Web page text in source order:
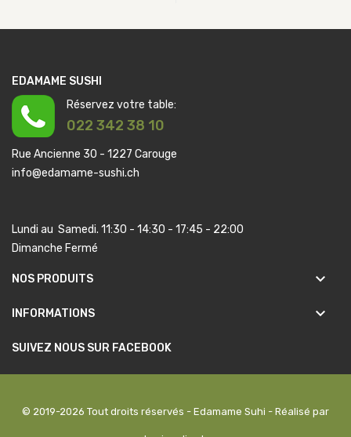
EDAMAME SUSHI
Réservez votre table:
022 342 38 10
Rue Ancienne 30 - 1227 Carouge
info@edamame-sushi.ch
Lundi au Samedi. 11:30 - 14:30 - 17:45 - 22:00
Dimanche Fermé
NOS PRODUITS keyboard_arrow_down
INFORMATIONS keyboard_arrow_down
SUIVEZ NOUS SUR FACEBOOK
© 2019-2026 Tout droits réservés - Edamame Suhi - Réalisé par